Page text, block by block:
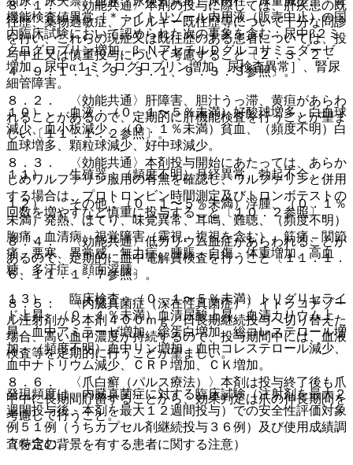
８．１． 〈効能共通〉本剤の投与に際しては、肝疾患の既
往歴、薬物過敏症、アレルギー既往歴等について十分な問診
を行い、これらの現症又は既往歴のある患者については、投
与中止又は慎重投与について考慮すること〔２．３、２．
４、９．１．１、９．３．１、９．３．３参照〕。
８．２． 〈効能共通〉肝障害、胆汁うっ滞、黄疸があらわ
れることがあるので、定期的に肝機能検査を行うことが望ま
しい〔１１．１．２参照〕。
８．３． 〈効能共通〉本剤投与開始にあたっては、あらか
じめワルファリン服用の有無を確認し、ワルファリンと併用
する場合は、プロトロンビン時間測定及びトロンボテストの
回数を増やすなど慎重に投与すること〔１０．２参照〕。
８．４． 〈効能共通〉低カリウム血症があらわれることが
あるので、定期的に血中電解質検査を行うこと〔１１．１．
６、１１．１．７参照〕。
８．５． 〈内臓真菌症（深在性真菌症）〉イトラコナゾー
ル注射剤から本剤４００ｍｇ／日長期継続投与へ切り替えた
場合、高い血中濃度が持続するので、投与期間中には、血液
検査等を定期的に行うことが望ましい。
８．６． 〈爪白癬（パルス療法）〉本剤は投与終了後も爪
甲中に長期間貯留することから、効果判定は爪の伸長期間を
考慮して行うこと。
（特定の背景を有する患者に関する注意）
機能検査値異常［＊：イトリゾール内用液（販売中止）の国
内臨床試験において認められた次の事象を含む：尿中β２ミ
クログロブリン増加、β−ＮアセチルＤグルコサミニダーゼ
増加、尿中α１ミクログロブリン増加、尿検査異常］、腎尿
細管障害。
１０）． 血液：（０．１〜５％未満）好酸球増多、白血球
減少、血小板減少、（０．１％未満）貧血、（頻度不明）白
血球増多、顆粒球減少、好中球減少。
１１）． 生殖器：（頻度不明）月経異常、勃起不全。
１２）． その他：（０．１〜５％未満）浮腫、（０．１％
未満）発熱、ほてり、味覚異常、耳鳴、難聴、（頻度不明）
胸痛、血清病、視覚障害（霧視、複視を含む）、筋痛、関節
痛、悪寒、異常感、無力症、腫脹、自傷、体重増加、高血
糖、多汗症、顔面浮腫。
１３）． 臨床検査：（０．１〜５％未満）トリグリセライ
ド上昇、（０．１％未満）血清尿酸上昇、血清カリウム上
昇、血中アミラーゼ増加、総蛋白増加、総コレステロール増
加、（頻度不明）血中リン増加、血中コレステロール減少、
血中ナトリウム減少、ＣＲＰ増加、ＣＫ増加。
発現頻度は、内臓真菌症に対する臨床試験（注射剤を最大２
週間投与後、本剤を最大１２週間投与）での安全性評価対象
例５１例（うちカプセル剤継続投与３６例）及び使用成績調
査を含む。